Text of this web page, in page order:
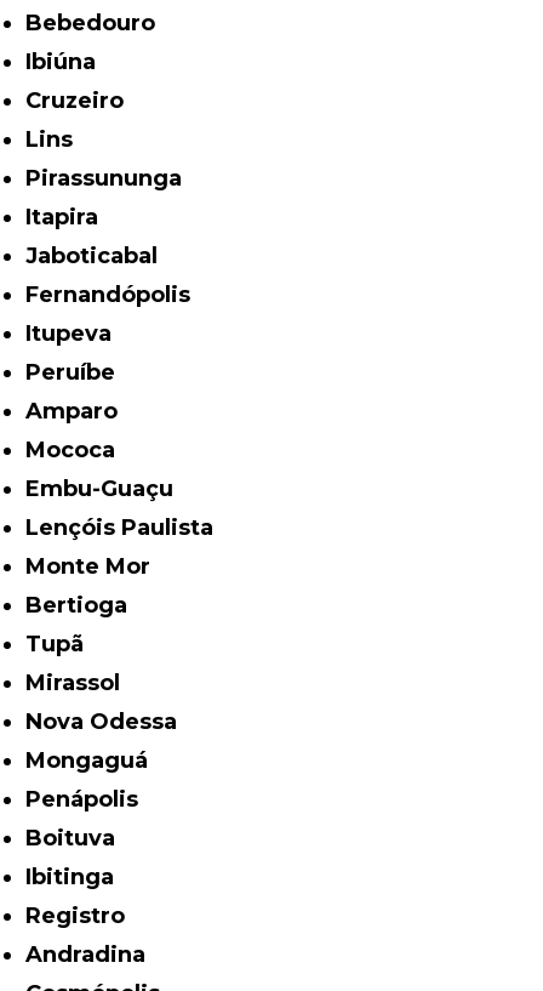
Bebedouro
Ibiúna
Cruzeiro
Lins
Pirassununga
Itapira
Jaboticabal
Fernandópolis
Itupeva
Peruíbe
Amparo
Mococa
Embu-Guaçu
Lençóis Paulista
Monte Mor
Bertioga
Tupã
Mirassol
Nova Odessa
Mongaguá
Penápolis
Boituva
Ibitinga
Registro
Andradina